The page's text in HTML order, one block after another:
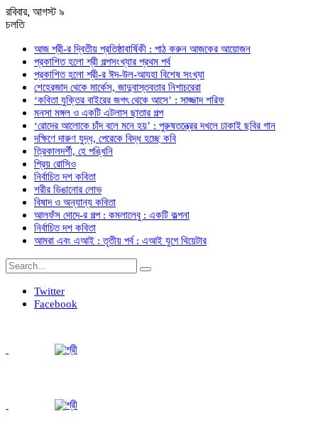
রবিবার, আগস্ট ৯
চলতি
আজ শ্রী-র দ্বিতীয় প্রতিষ্ঠাবার্ষিকী : পাঠ করুন আজকের আয়োজন
প্রকাশিত হলো শ্রী গল্পসংখ্যার প্রথম পর্ব
প্রকাশিত হলো শ্রী-র ঈদ-উল-আযহা বিশেষ সংখ্যা
শেহেরজাদ থেকে মার্কেস, জাদুবাস্তবতার নিশাচরেরা
‘কবিতা যুক্তির বাইরের জগৎ থেকে আসে’ : সাজ্জাদ শরিফ
মনসা মঙ্গল ও একটি এটলাস ছাতার গল্প
‘রোদের আলোকে চাঁদ বলে মনে হয়’ : পুরুষতন্ত্রের দখলে ঢাকাই ছবির গান
দক্ষিণে দারুণ যুদ্ধ, পেরেকে বিদ্ধ হচ্ছে কবি
ত্রিকালদর্শী, হে পঙ্খিনি
প্রিয় রোসিও
নির্বাচিত দশ কবিতা
শরীর ডিঙানোর লোভ
বিষাদ ও অন্যান্য কবিতা
আলফঁস দোদে-র গল্প : কমলালেবু : একটি কল্পনা
নির্বাচিত দশ কবিতা
আমরা এবং এআই : তৃতীয় পর্ব : এআই যুগে থিয়েটার
Twitter
Facebook